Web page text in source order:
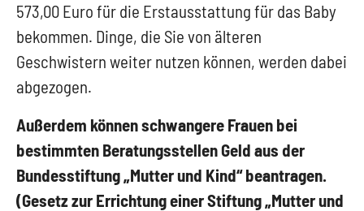
573,00 Euro für die Erstausstattung für das Baby
bekommen. Dinge, die Sie von älteren
Geschwistern weiter nutzen können, werden dabei
abgezogen.
Außerdem können schwangere Frauen bei
bestimmten Beratungsstellen Geld aus der
Bundesstiftung „Mutter und Kind“ beantragen.
(Gesetz zur Errichtung einer Stiftung „Mutter und